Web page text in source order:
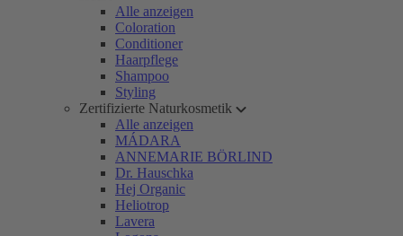
Alle anzeigen
Coloration
Conditioner
Haarpflege
Shampoo
Styling
Zertifizierte Naturkosmetik
Alle anzeigen
MÁDARA
ANNEMARIE BÖRLIND
Dr. Hauschka
Hej Organic
Heliotrop
Lavera